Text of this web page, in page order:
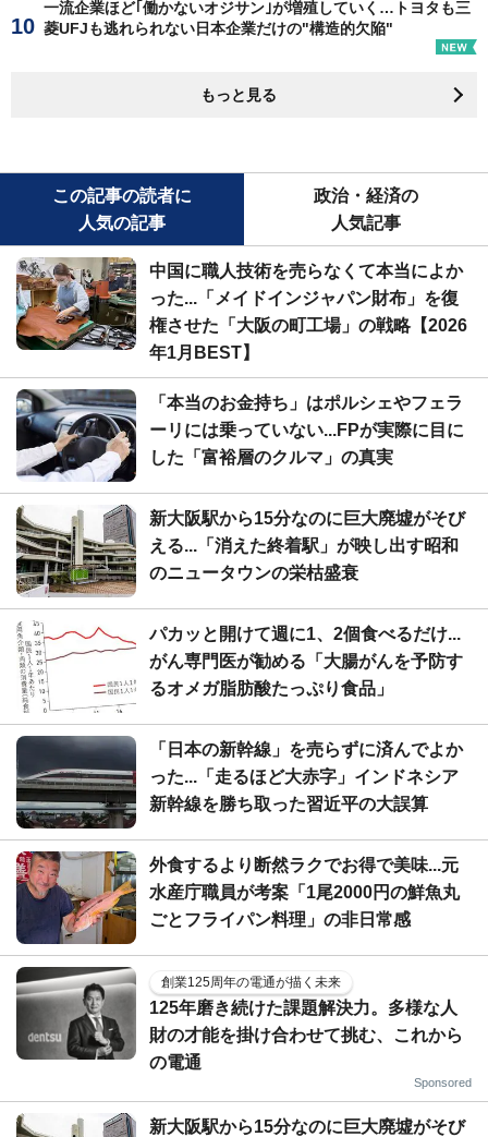
一流企業ほど｢働かないオジサン｣が増殖していく…トヨタも三
菱UFJも逃れられない日本企業だけの"構造的欠陥"
もっと見る
この記事の読者に
人気の記事
政治・経済の
人気記事
中国に職人技術を売らなくて本当によか
った...「メイドインジャパン財布」を復
権させた「大阪の町工場」の戦略【2026
年1月BEST】
「本当のお金持ち」はポルシェやフェラ
ーリには乗っていない...FPが実際に目に
した「富裕層のクルマ」の真実
新大阪駅から15分なのに巨大廃墟がそび
える...「消えた終着駅」が映し出す昭和
のニュータウンの栄枯盛衰
パカッと開けて週に1、2個食べるだけ...
がん専門医が勧める「大腸がんを予防す
るオメガ脂肪酸たっぷり食品」
「日本の新幹線」を売らずに済んでよか
った...「走るほど大赤字」インドネシア
新幹線を勝ち取った習近平の大誤算
外食するより断然ラクでお得で美味...元
水産庁職員が考案「1尾2000円の鮮魚丸
ごとフライパン料理」の非日常感
創業125周年の電通が描く未来
125年磨き続けた課題解決力。多様な人
財の才能を掛け合わせて挑む、これから
の電通
Sponsored
新大阪駅から15分なのに巨大廃墟がそび